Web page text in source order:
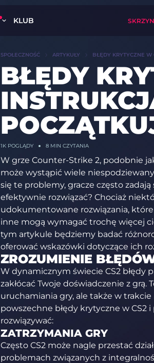
KLUB
SPOŁECZNOŚĆ ARTYKUŁY BŁĘDY KRYTYCZNE W
BŁĘDY
1KPOGLĄDY 8 MIN CZYTANIA
W grze Counter-Strike 2, podobnie
może wystąpić wiele
się te problemy, gracze często
efektywnie rozwiązać? Chociaż
udokumentowane rozwiązania,
inne mogą wymagać trochę więcej
tym artykule będziemy badać
oferować wskazówki dotyczące ich
ZROZUMIENIE
W dynamicznym świecie CS2 błędy
zakłócać Twoje doświadczenie z
uruchamiania gry, ale także w
powszechne błędy krytyczne w
rozwiązywać:
ZATRZYMANIA GRY
Często CS2 może nagle przestać
problemach związanych z